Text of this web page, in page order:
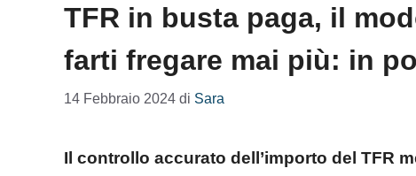
TFR in busta paga, il
farti fregare mai più: in
14 Febbraio 2024 di Sara
Il controllo accurato dell’importo del TFR